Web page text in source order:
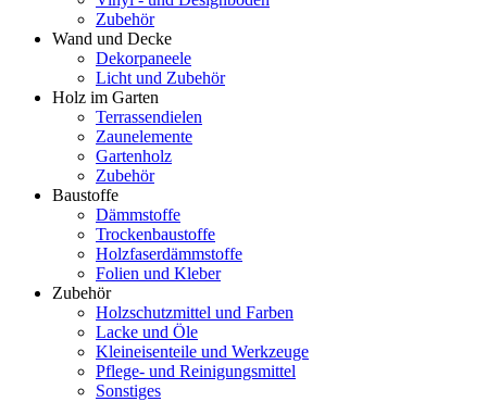
Zubehör
Wand und Decke
Dekorpaneele
Licht und Zubehör
Holz im Garten
Terrassendielen
Zaunelemente
Gartenholz
Zubehör
Baustoffe
Dämmstoffe
Trockenbaustoffe
Holzfaserdämmstoffe
Folien und Kleber
Zubehör
Holzschutzmittel und Farben
Lacke und Öle
Kleineisenteile und Werkzeuge
Pflege- und Reinigungsmittel
Sonstiges